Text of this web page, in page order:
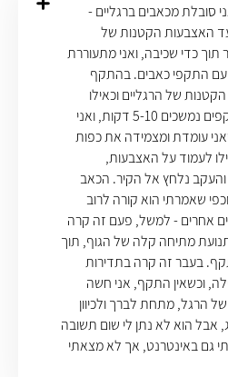
סובלת מכאבים ברגליים -
האצבעות הקטנות של
כדי שכיבה, ואני מתעוררת
התקפי כאבים. בהתקף
של הרגליים וכאילו
"נמשכות" כלפי מעלה. ההתקפים נמשכים 5-10 דקות, ואני
עומדת ומצמידה את כפות
לעמוד על האצבעות,
נלחץ אל הקיר. הכאב
שאמרתי הוא קורה לרוב
אחרים - למשל, פעם זה קרה
מתיחה קלה של הגוף, תוך
בעבר זה קרה בתדירות
וכשאין התקף, אני חשה
הרגל, מתחת לברך ולכיוון
אבל הוא לא נתן לי שום תשובה
גם באינטרנט, אך לא מצאתי